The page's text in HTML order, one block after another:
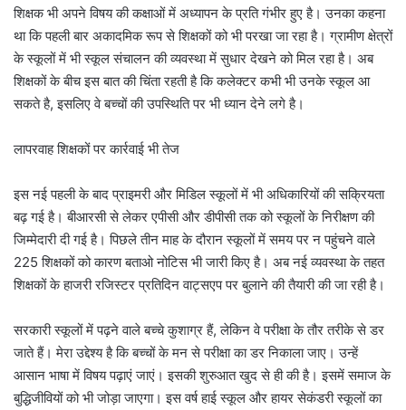
शिक्षक भी अपने विषय की कक्षाओं में अध्यापन के प्रति गंभीर हुए है। उनका कहना
था कि पहली बार अकादमिक रूप से शिक्षकों को भी परखा जा रहा है। ग्रामीण क्षेत्रों
के स्कूलों में भी स्कूल संचालन की व्यवस्था में सुधार देखने को मिल रहा है। अब
शिक्षकों के बीच इस बात की चिंता रहती है कि कलेक्टर कभी भी उनके स्कूल आ
सकते है, इसलिए वे बच्चों की उपस्थिति पर भी ध्यान देने लगे है।
लापरवाह शिक्षकों पर कार्रवाई भी तेज
इस नई पहली के बाद प्राइमरी और मिडिल स्कूलों में भी अधिकारियों की सक्रियता
बढ़ गई है। बीआरसी से लेकर एपीसी और डीपीसी तक को स्कूलों के निरीक्षण की
जिम्मेदारी दी गई है। पिछले तीन माह के दौरान स्कूलों में समय पर न पहुंचने वाले
225 शिक्षकों को कारण बताओ नोटिस भी जारी किए है। अब नई व्यवस्था के तहत
शिक्षकों के हाजरी रजिस्टर प्रतिदिन वाट्सएप पर बुलाने की तैयारी की जा रही है।
सरकारी स्कूलों में पढ़ने वाले बच्चे कुशाग्र हैं, लेकिन वे परीक्षा के तौर तरीके से डर
जाते हैं। मेरा उद्देश्य है कि बच्चों के मन से परीक्षा का डर निकाला जाए। उन्हें
आसान भाषा में विषय पढ़ाएं जाएं। इसकी शुरुआत खुद से ही की है। इसमें समाज के
बुद्धिजीवियों को भी जोड़ा जाएगा। इस वर्ष हाई स्कूल और हायर सेकंडरी स्कूलों का